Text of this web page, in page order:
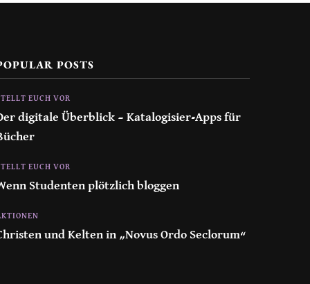
POSTS
EUCH VOR
digitale Überblick – Katalogisier-Apps für
EUCH VOR
Studenten plötzlich bloggen
und Kelten in „Novus Ordo Seclorum“